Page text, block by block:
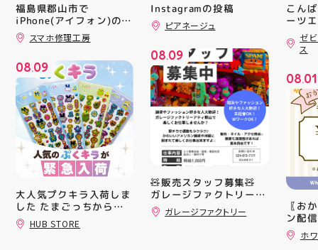
福島県郡山市で
iPhone(アイフォン)の充
電口修理はスマホ修理工
房アティ郡山店なら即日
スマホ修理工房
08.09
大人気プクキラ入荷しま
した たまごっちからサ
ンリオまで 全13種類の
豊富なラインナップが勢
HUB STORE
Instagramの投稿
ピアネージュ
08.09
🧸販売スタッフ募集🧸
ガレージファクトリーア
ティ郡山では 販売スタ
ッフを募集しております
ガレージファクトリー
こん
ーツ
ィ郡
「ゼ
つり
16(日
ィ館
を行
入り
対策
た、
ート(
買い
ツポ
録)画
だく
加す
ゼ
ス
08.01
〖お
ン配
ッパ
￥
ホ